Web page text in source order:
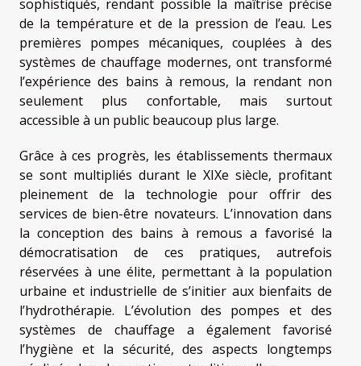
sophistiqués, rendant possible la maîtrise précise
de la température et de la pression de l’eau. Les
premières pompes mécaniques, couplées à des
systèmes de chauffage modernes, ont transformé
l’expérience des bains à remous, la rendant non
seulement plus confortable, mais surtout
accessible à un public beaucoup plus large.
Grâce à ces progrès, les établissements thermaux
se sont multipliés durant le XIXe siècle, profitant
pleinement de la technologie pour offrir des
services de bien-être novateurs. L’innovation dans
la conception des bains à remous a favorisé la
démocratisation de ces pratiques, autrefois
réservées à une élite, permettant à la population
urbaine et industrielle de s’initier aux bienfaits de
l’hydrothérapie. L’évolution des pompes et des
systèmes de chauffage a également favorisé
l’hygiène et la sécurité, des aspects longtemps